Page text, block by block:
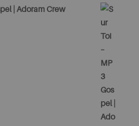
| Adoram Crew